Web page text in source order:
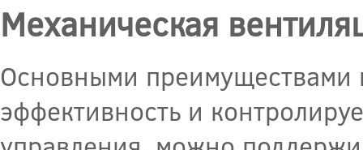
Механическая
Основными преимуществами
эффективность и